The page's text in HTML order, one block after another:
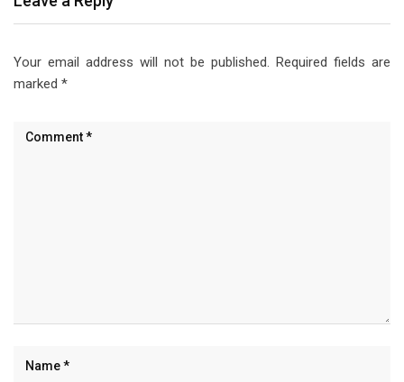
Your email address will not be published. Required fields are
marked *